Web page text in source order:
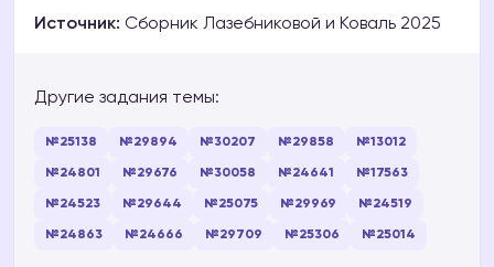
Источник: Сборник Лазебниковой и Коваль 2025
Другие задания темы:
№25138 №29894 №30207 №29858 №13012
№24801 №29676 №30058 №24641 №17563
№24523 №29644 №25075 №29969 №24519
№24863 №24666 №29709 №25306 №25014